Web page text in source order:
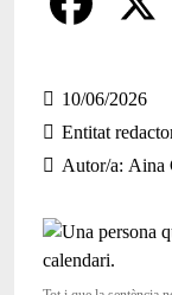
a
c
b
o
10/06/2026
Entitat
Autor/a Aina